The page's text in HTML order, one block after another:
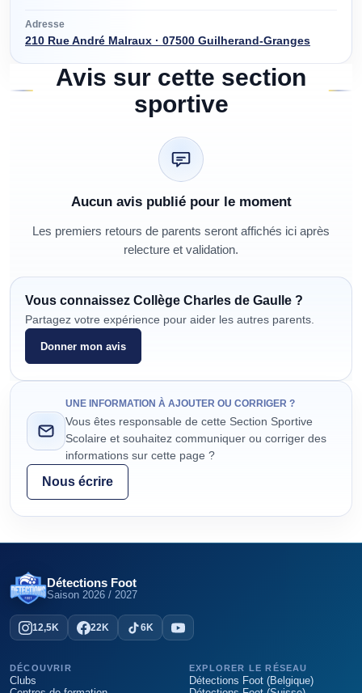
Adresse
210 Rue André Malraux · 07500 Guilherand-Granges
Avis sur cette section
sportive
Aucun avis publié pour le moment
Les premiers retours de parents seront affichés ici après
relecture et validation.
Vous connaissez Collège Charles de Gaulle ?
Partagez votre expérience pour aider les autres parents.
Donner mon avis
UNE INFORMATION À AJOUTER OU CORRIGER ?
Vous êtes responsable de cette Section Sportive
Scolaire et souhaitez communiquer ou corriger des
informations sur cette page ?
Nous écrire
Détections Foot
Saison 2026 / 2027
12,5K 22K 6K
DÉCOUVRIR
Clubs
EXPLORER LE RÉSEAU
Détections Foot (Belgique)